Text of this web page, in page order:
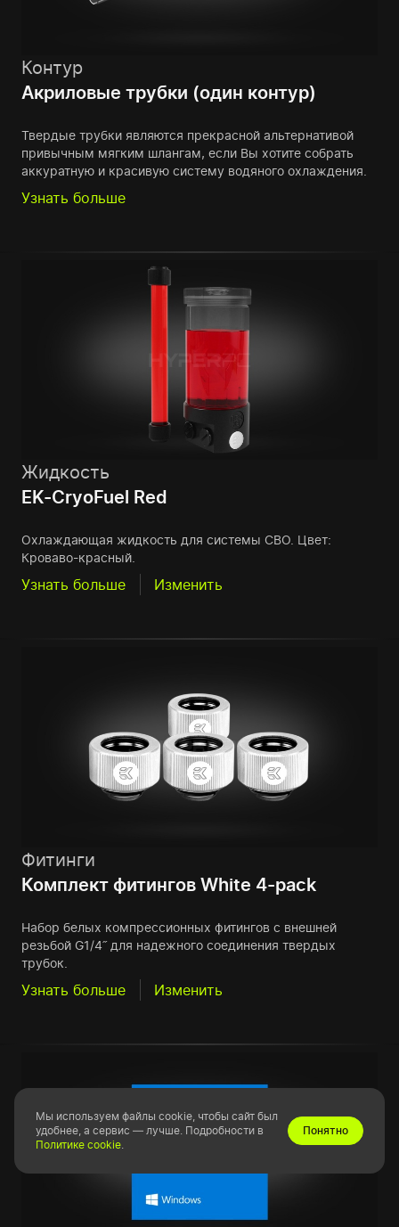
Контур
Акриловые трубки (один контур)
Твердые трубки являются прекрасной альтернативой
привычным мягким шлангам, если Вы хотите собрать
аккуратную и красивую систему водяного охлаждения.
Узнать больше
Жидкость
EK-CryoFuel Red
Охлаждающая жидкость для системы СВО. Цвет:
Кроваво-красный.
Узнать больше Изменить
Фитинги
Комплект фитингов White 4-pack
Набор белых компрессионных фитингов с внешней
резьбой G1/4˝ для надежного соединения твердых
трубок.
Узнать больше Изменить
Мы используем файлы cookie, чтобы сайт был
удобнее, а сервис — лучше. Подробности в
Политике cookie.
Понятно